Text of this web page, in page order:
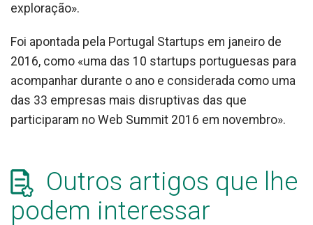
exploração».
Foi apontada pela Portugal Startups em janeiro de
2016, como «uma das 10 startups portuguesas para
acompanhar durante o ano e considerada como uma
das 33 empresas mais disruptivas das que
participaram no Web Summit 2016 em novembro».
Outros artigos que lhe
podem interessar